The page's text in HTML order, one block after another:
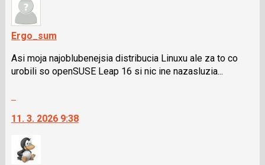
Ergo_sum
Asi moja najoblubenejsia distribucia Linuxu ale za to co
urobili so openSUSE Leap 16 si nic ine nazasluzia...
další
názor.
K
11. 3. 2026 9:38